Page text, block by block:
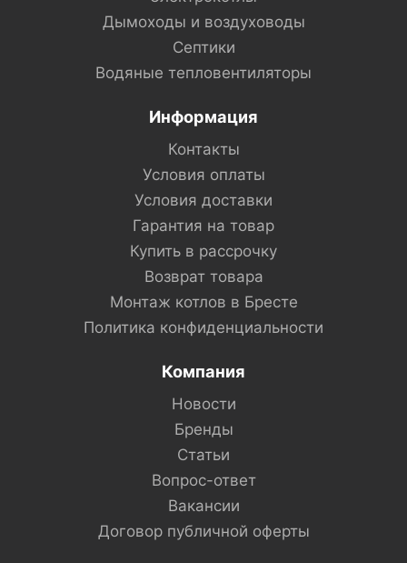
Дымоходы и воздуховоды
Септики
Водяные тепловентиляторы
Информация
Контакты
Условия оплаты
Условия доставки
Гарантия на товар
Купить в рассрочку
Возврат товара
Монтаж котлов в Бресте
Политика конфиденциальности
Компания
Новости
Бренды
Статьи
Вопрос-ответ
Вакансии
Договор публичной оферты